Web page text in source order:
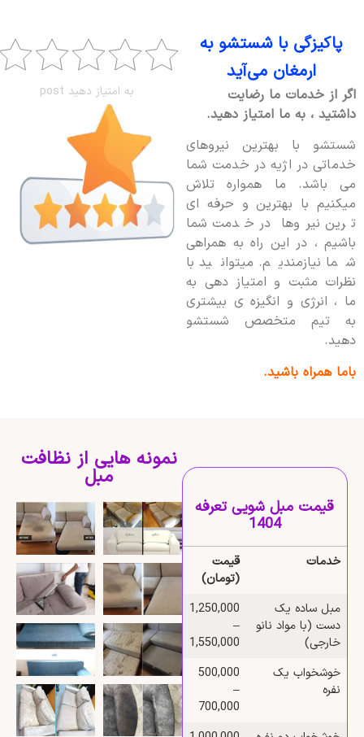
پاکیزگی با شستشو به
ارمغان می‌آید
اگر از خدمات ما رضایت
داشتید ، به ما امتیاز دهید.
شستشو با بهترین نیروهای
خدماتی در اژیه در خدمت شما
می باشد. ما همواره تلاش
میکنیم با بهترین و حرفه ای
ترین نیروها در خدمت شما
باشیم ، در این راه به همراهی
شما نیازمندیم. میتوانید با
نظرات مثبت و امتیاز دهی به
ما ، انرژی و انگیزه ی بیشتری
به تیم متخصص شستشو
دهید.
باما همراه باشید.
به امتیاز دهید post
قیمت مبل شویی تعرفه
1404
خدمات
قیمت
(تومان)
مبل ساده یک‌
دست (با مواد نانو
خارجی)
1,250,000
–
1,550,000
خوشخواب یک‌
نفره
500,000
–
700,000
نمونه هایی از نظافت
مبل